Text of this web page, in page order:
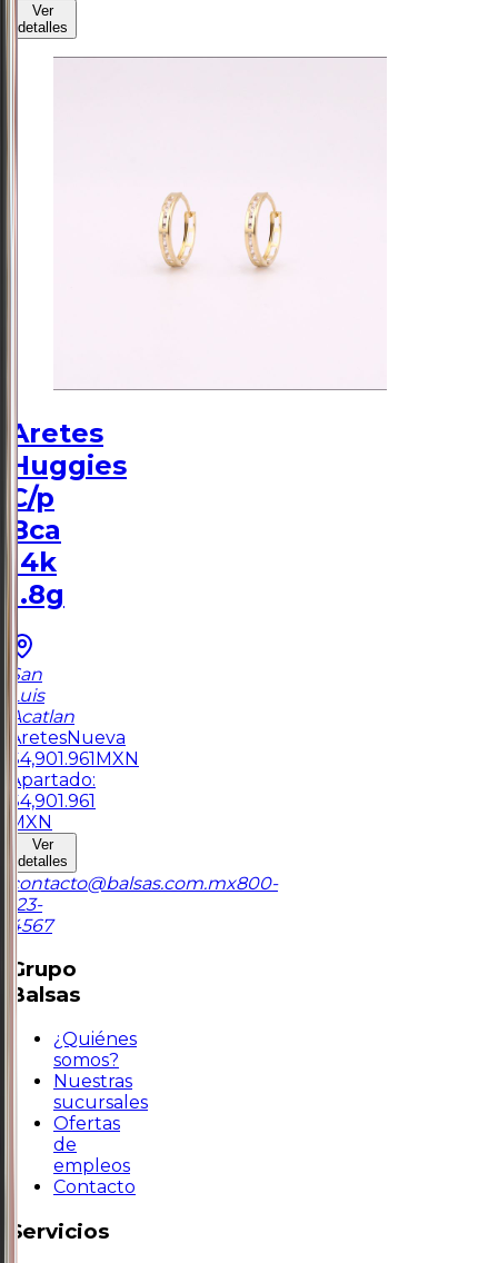
Ver
detalles
Aretes
Huggies
C/p
Bca
14k
1.8g
San
Luis
Acatlan
AretesNueva
$4,901.961MXN
Apartado:
$4,901.961
MXN
Ver
detalles
contacto@balsas.com.mx800-
123-
4567
Grupo
Balsas
¿Quiénes
somos?
Nuestras
sucursales
Ofertas
de
empleos
Contacto
Servicios